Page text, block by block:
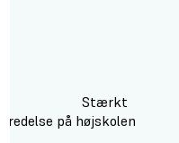
Stærkt
på højskolen